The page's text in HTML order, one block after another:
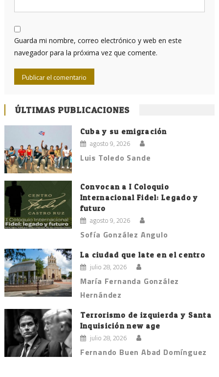
Guarda mi nombre, correo electrónico y web en este
navegador para la próxima vez que comente.
ÚLTIMAS PUBLICACIONES
Cuba y su emigración
agosto 9, 2026
Luis Toledo Sande
Convocan a I Coloquio
Internacional Fidel: Legado y
futuro
agosto 9, 2026
Sofía González Angulo
La ciudad que late en el centro
julio 28, 2026
María Fernanda González
Hernández
Terrorismo de izquierda y Santa
Inquisición new age
julio 28, 2026
Fernando Buen Abad Domínguez